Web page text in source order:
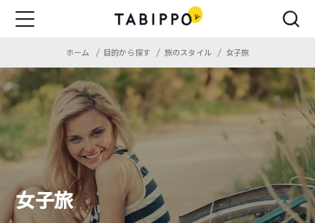
ホーム 目的から探す 旅のスタイル 女子旅
女子旅